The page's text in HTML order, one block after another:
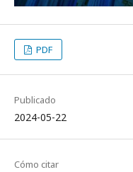
PDF
Publicado
2024-05-22
Cómo citar